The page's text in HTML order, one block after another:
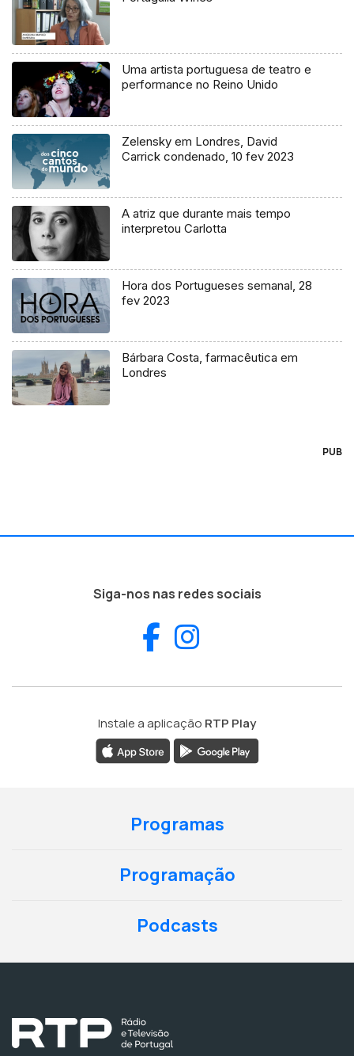
Uma artista portuguesa de teatro e
performance no Reino Unido
Zelensky em Londres, David
Carrick condenado, 10 fev 2023
A atriz que durante mais tempo
interpretou Carlotta
Hora dos Portugueses semanal, 28
fev 2023
Bárbara Costa, farmacêutica em
Londres
PUB
Siga-nos nas redes sociais
Facebook
Instale a aplicação RTP Play
Programas
Programação
Podcasts